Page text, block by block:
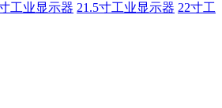
工业显示器 21.5寸工业显示器 22寸工